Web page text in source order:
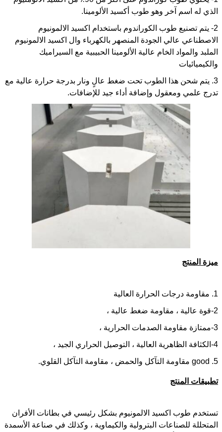
الذي له اسم آخر وهو طوب أكسيد الألومينا.
2- يتم تصنيع طوب الكوراندوم باستخدام اكسيد الالمونيوم
الاصطناعي عالي الجودة المنصهر بالكهرباء وال اكسيد الالمونيوم
الملبد والمواد الخام عالية الألومينا الحبيبية مع السيراميك
والكيميائيات
3. يتم شحن هذا الطوب تحت ضغط عالٍ ونار بدرجة حرارة عالية مع
تدرج علمي ومعقول وإضافة أداء جيد للإضافات.
ميزة المنتج
1. مقاومة درجات الحرارة العالية
2-قوة عالية ، مقاومة ضغط عالية ،
3-ممتازة مقاومة الصدمات الحرارية ،
4-الكثافة الظاهرية العالية ، التوصيل الحراري الجيد ،
5. good مقاومة التآكل والحمض ، مقاومة التآكل القلوي.
تطبيقات المنتج
تستخدم طوب اكسيد الالمونيوم بشكل رئيسي في بطانات الأفران
المتحللة للصناعات البترولية والكيماوية ، وكذلك في صناعة الأسمدة